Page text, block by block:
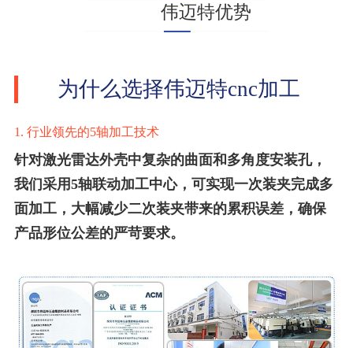
伟迈特优势
为什么选择伟迈特cnc加工
1. 行业领先的5轴加工技术
针对激光雷达外壳中复杂的曲面和多角度安装孔，
我们采用5轴联动加工中心，可实现一次装夹完成多
面加工，大幅减少二次装夹带来的累积误差，确保
产品形位公差的严苛要求。